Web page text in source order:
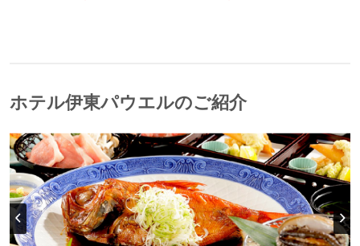
ホテル伊東パウエルのご紹介